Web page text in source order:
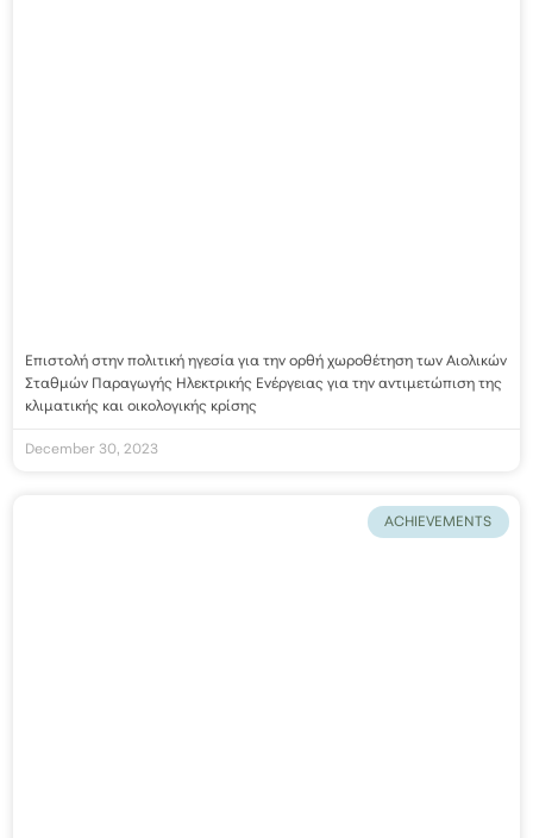
Επιστολή στην πολιτική ηγεσία για την ορθή χωροθέτηση των Αιολικών
Σταθμών Παραγωγής Ηλεκτρικής Ενέργειας για την αντιμετώπιση της
κλιματικής και οικολογικής κρίσης
December 30, 2023
ACHIEVEMENTS